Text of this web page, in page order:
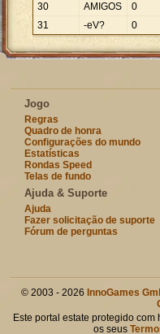
30
AMIGOS 0
31
-eV? 0
Jogo
Regras
Quadro de honra
Configurações do mundo
Estatísticas
Rondas Speed
Telas de fundo
Ajuda & Suporte
Ajuda
Fazer solicitação de suporte
Fórum de perguntas
© 2003 - 2026 InnoGames
Este portal estate protegido
os seus